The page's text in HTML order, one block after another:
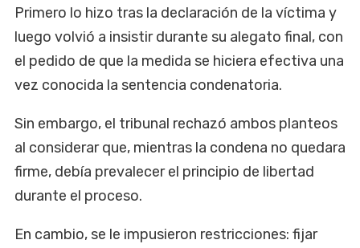
Primero lo hizo tras la declaración de la víctima y
luego volvió a insistir durante su alegato final, con
el pedido de que la medida se hiciera efectiva una
vez conocida la sentencia condenatoria.
Sin embargo, el tribunal rechazó ambos planteos
al considerar que, mientras la condena no quedara
firme, debía prevalecer el principio de libertad
durante el proceso.
En cambio, se le impusieron restricciones: fijar